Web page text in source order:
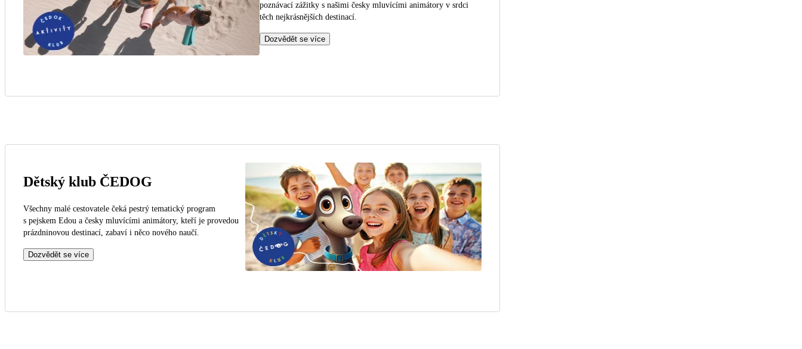
poznávací zážitky s našimi česky mluvícími animátory v srdci
těch nejkrásnějších destinací.
Dozvědět se více
Dětský klub ČEDOG
Všechny malé cestovatele čeká pestrý tematický program
s pejskem Edou a česky mluvícími animátory, kteří je provedou
prázdninovou destinací, zabaví i něco nového naučí.
Dozvědět se více